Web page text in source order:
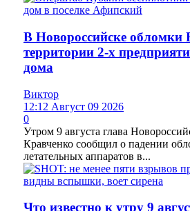
В Новороссийске
территории 2-х
дома
Виктор
12:12 Август 09 2026
0
Утром 9 августа глава
Кравченко сообщил о падении
летательных аппаратов в...
Что известно к утру 9